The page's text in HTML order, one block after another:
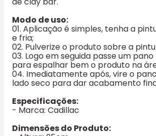
Modo de uso:
01. Aplicação é simples, tenha a
e fria;
02. Pulverize o produto sobre a
03. Logo em seguida passe um
para espalhar bem o produto na
04. Imediatamente após, vire o
lado seco para dar acabamento
Especificações:
- Marca: Cadillac
Dimensões do Produto: